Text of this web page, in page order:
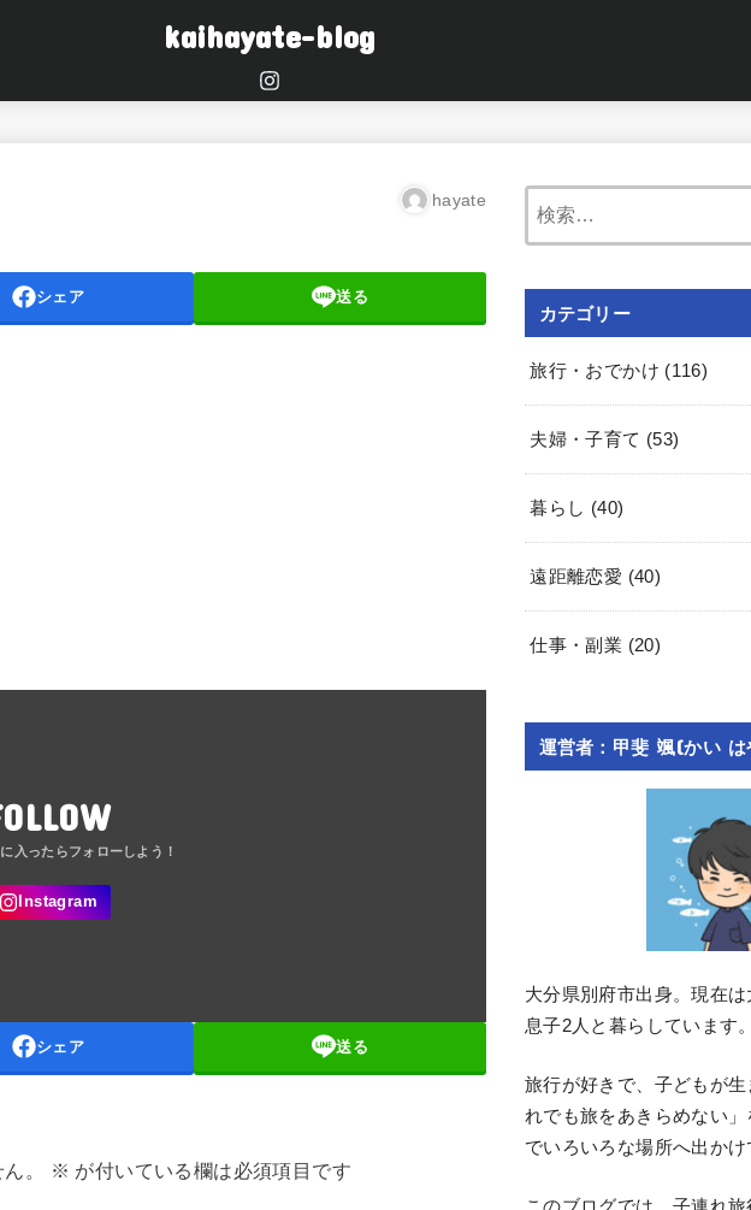
kaihayate-blog
hayate
シェア 送る
シェア 送る
。 ※ が付いている欄は必須項目です
カテゴリー
旅行・おでかけ (116)
夫婦・子育て (53)
暮らし (40)
遠距離恋愛 (40)
仕事・副業 (20)
運営者：甲斐 颯(かい は
大分県別府市出身。現在
息子2人と暮らしています。
旅行が好きで、子どもが
れでも旅をあきらめない
でいろいろな場所へ出かけ